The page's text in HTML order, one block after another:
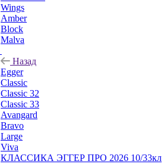
Wings
Amber
Block
Malva
Назад
Egger
Classic
Classic 32
Classic 33
Avangard
Bravo
Large
Viva
КЛАССИКА ЭГГЕР ПРО 2026 10/33кл